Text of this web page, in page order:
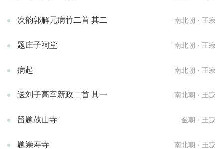
次韵郭解元病竹二首 其二 南北朝 · 王寂
题庄子祠堂 南北朝 · 王寂
病起 南北朝 · 王寂
送刘子高宰新政二首 其一 南北朝 · 王寂
留题鼓山寺 金朝 · 王寂
题崇寿寺 南北朝 · 王寂